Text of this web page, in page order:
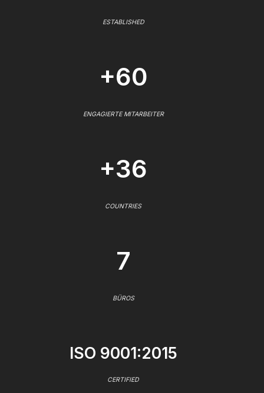
ESTABLISHED
+60
ENGAGIERTE MITARBEITER
+36
COUNTRIES
7
BÜROS
ISO 9001:2015
CERTIFIED